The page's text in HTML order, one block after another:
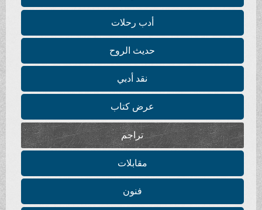
أدب رحلات
حديث الروح
نقد أدبي
عرض كتاب
تراجم
مقابلات
فنون